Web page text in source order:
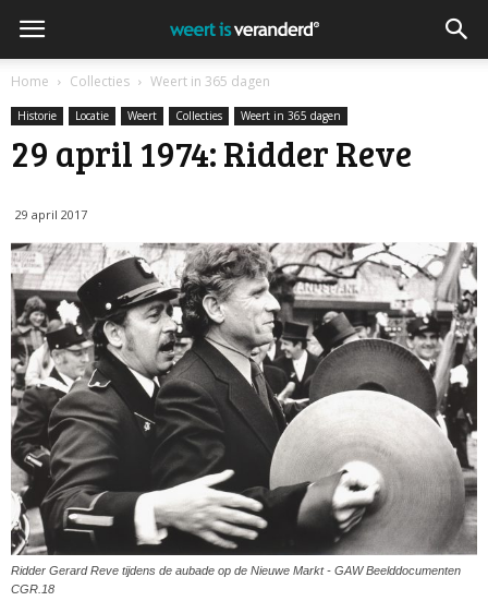
Home Collecties Weert in 365 dagen
Historie Locatie Weert Collecties Weert in 365 dagen
29 april 1974: Ridder Reve
29 april 2017
Ridder Gerard Reve tijdens de aubade op de Nieuwe Markt - GAW Beelddocumenten
CGR.18